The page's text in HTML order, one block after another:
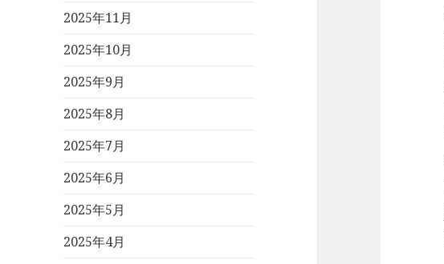
2025年11月
2025年10月
2025年9月
2025年8月
2025年7月
2025年6月
2025年5月
2025年4月